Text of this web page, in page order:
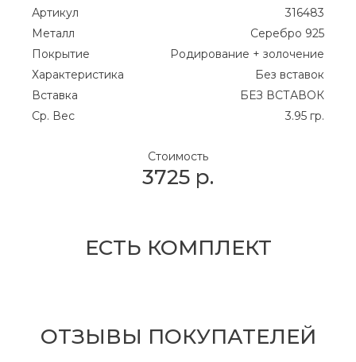
Артикул
316483
Металл
Серебро 925
Покрытие
Родирование + золочение
Характеристика
Без вставок
Вставка
БЕЗ ВСТАВОК
Ср. Вес
3.95 гр.
Стоимость
3725 р.
ЕСТЬ КОМПЛЕКТ
ОТЗЫВЫ ПОКУПАТЕЛЕЙ